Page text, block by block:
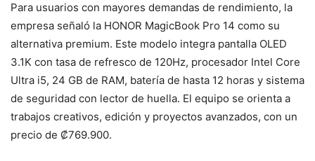
Para usuarios con mayores demandas de rendimiento, la
empresa señaló la HONOR MagicBook Pro 14 como su
alternativa premium. Este modelo integra pantalla OLED
3.1K con tasa de refresco de 120Hz, procesador Intel Core
Ultra i5, 24 GB de RAM, batería de hasta 12 horas y sistema
de seguridad con lector de huella. El equipo se orienta a
trabajos creativos, edición y proyectos avanzados, con un
precio de ₡769.900.